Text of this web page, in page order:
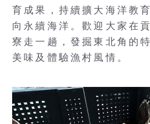
育成果，持續擴大海洋教
向永續海洋。歡迎大家在
寮走一趟，發掘東北角的
美味及體驗漁村風情。